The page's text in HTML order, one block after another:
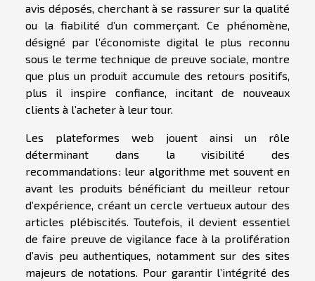
avis déposés, cherchant à se rassurer sur la qualité
ou la fiabilité d’un commerçant. Ce phénomène,
désigné par l’économiste digital le plus reconnu
sous le terme technique de preuve sociale, montre
que plus un produit accumule des retours positifs,
plus il inspire confiance, incitant de nouveaux
clients à l’acheter à leur tour.
Les plateformes web jouent ainsi un rôle
déterminant dans la visibilité des
recommandations : leur algorithme met souvent en
avant les produits bénéficiant du meilleur retour
d’expérience, créant un cercle vertueux autour des
articles plébiscités. Toutefois, il devient essentiel
de faire preuve de vigilance face à la prolifération
d’avis peu authentiques, notamment sur des sites
majeurs de notations. Pour garantir l’intégrité des